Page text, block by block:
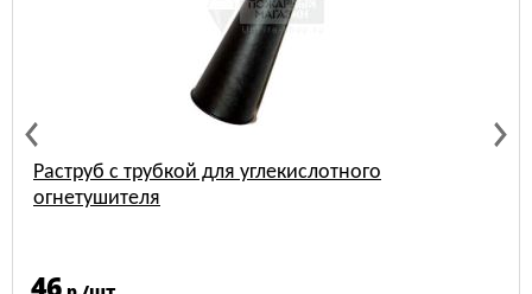
Крепление (кронштейн) для